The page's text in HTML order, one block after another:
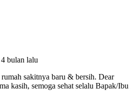
bulan lalu
sakitnya baru & bersih. Dear
kasih, semoga sehat selalu Bapak/Ibu